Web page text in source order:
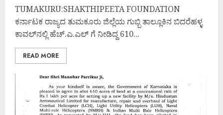
TUMAKURU:SHAKTHIPEETA FOUNDATION
ಕರ್ನಾಟಕ ರಾಜ್ಯದ ತುಮಕೂರು ಜಿಲ್ಲೆಯ ಗುಬ್ಬಿ ತಾಲ್ಲೂಕಿನ ಬಿದರೆಹಳ್ಳ
ಕಾವಲ್‌ನಲ್ಲಿ ಹೆಚ್.ಎ.ಎಲ್ ಗೆ ನೀಡಿದ್ದ 610...
READ MORE